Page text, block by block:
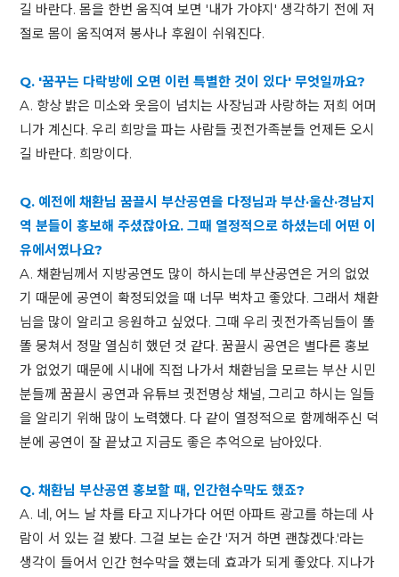
길 바란다. 몸을 한번 움직여 보면 '내가 가야지' 생각하기 전에 저
절로 몸이 움직여져 봉사나 후원이 쉬워진다.
Q. '꿈꾸는 다락방에 오면 이런 특별한 것이 있다' 무엇일까요?
A. 항상 밝은 미소와 웃음이 넘치는 사장님과 사랑하는 저희 어머
니가 계신다. 우리 희망을 파는 사람들 귓전가족분들 언제든 오시
길 바란다. 희망이다.
Q. 예전에 채환님 꿈끌시 부산공연을 다정님과 부산·울산·경남지
역 분들이 홍보해 주셨잖아요. 그때 열정적으로 하셨는데 어떤 이
유에서였나요?
A. 채환님께서 지방공연도 많이 하시는데 부산공연은 거의 없었
기 때문에 공연이 확정되었을 때 너무 벅차고 좋았다. 그래서 채환
님을 많이 알리고 응원하고 싶었다. 그때 우리 귓전가족님들이 똘
똘 뭉쳐서 정말 열심히 했던 것 같다. 꿈끌시 공연은 별다른 홍보
가 없었기 때문에 시내에 직접 나가서 채환님을 모르는 부산 시민
분들께 꿈끌시 공연과 유튜브 귓전명상 채널, 그리고 하시는 일들
을 알리기 위해 많이 노력했다. 다 같이 열정적으로 함께해주신 덕
분에 공연이 잘 끝났고 지금도 좋은 추억으로 남아있다.
Q. 채환님 부산공연 홍보할 때, 인간현수막도 했죠?
A. 네, 어느 날 차를 타고 지나가다 어떤 아파트 광고를 하는데 사
람이 서 있는 걸 봤다. 그걸 보는 순간 '저거 하면 괜찮겠다.'라는
생각이 들어서 인간 현수막을 했는데 효과가 되게 좋았다. 지나가